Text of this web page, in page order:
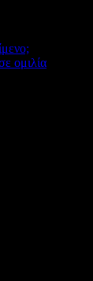
ομιλία